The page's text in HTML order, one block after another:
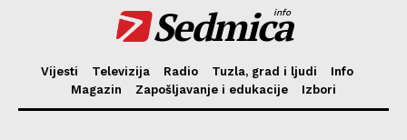
Sedmica
info
Vijesti Televizija Radio Tuzla, grad i ljudi
Info
Magazin
Zapošljavanje i edukacije Izbori